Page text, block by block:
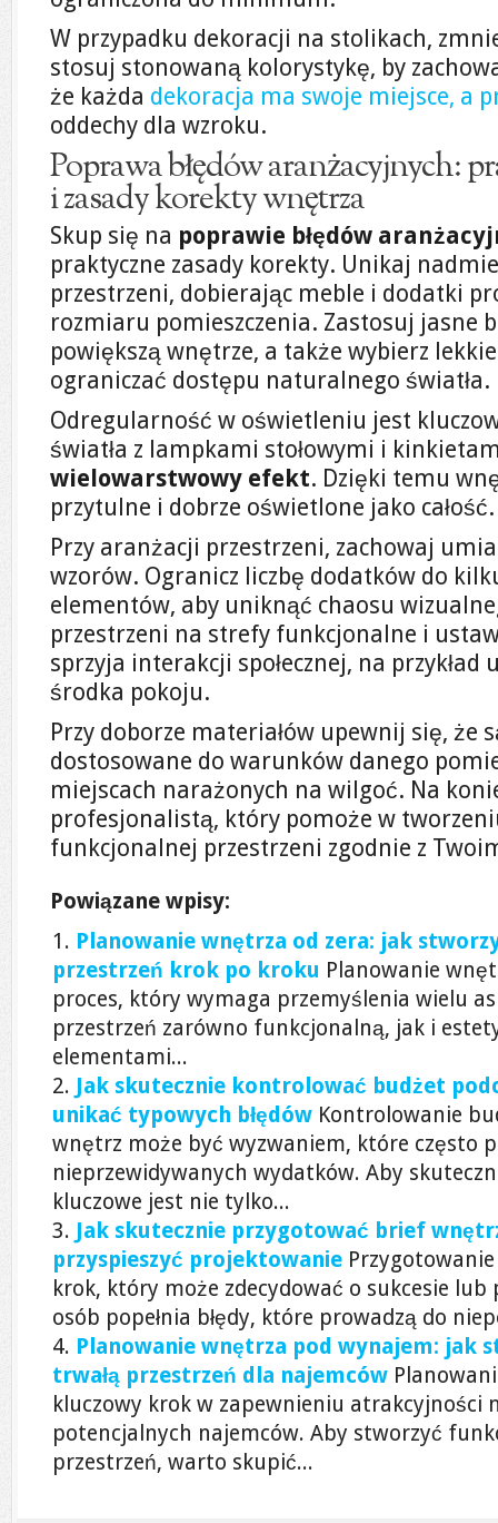
W przypadku dekoracji na stolikach,
stosuj stonowaną kolorystykę, by
że każda dekoracja ma swoje miejsce, a
oddechy dla wzroku.
Poprawa błędów aranżacyjnych:
i zasady korekty wnętrza
Skup się na poprawie błędów
praktyczne zasady korekty. Unikaj
przestrzeni, dobierając meble i dodatki
rozmiaru pomieszczenia. Zastosuj jasne
powiększą wnętrze, a także wybierz lekkie
ograniczać dostępu naturalnego światła.
Odregularność w oświetleniu jest
światła z lampkami stołowymi i
wielowarstwowy efekt. Dzięki temu
przytulne i dobrze oświetlone jako całość.
Przy aranżacji przestrzeni, zachowaj
wzorów. Ogranicz liczbę dodatków do
elementów, aby uniknąć chaosu
przestrzeni na strefy funkcjonalne i
sprzyja interakcji społecznej, na
środka pokoju.
Przy doborze materiałów upewnij się, że
dostosowane do warunków danego
miejscach narażonych na wilgoć. Na
profesjonalistą, który pomoże w
funkcjonalnej przestrzeni zgodnie z
Powiązane wpisy:
Planowanie wnętrza od zera: jak
przestrzeń krok po kroku Planowanie
proces, który wymaga przemyślenia wielu
przestrzeń zarówno funkcjonalną, jak i
elementami...
Jak skutecznie kontrolować budżet
unikać typowych błędów Kontrolowanie
wnętrz może być wyzwaniem, które często
nieprzewidywanych wydatków. Aby
kluczowe jest nie tylko...
Jak skutecznie przygotować brief
przyspieszyć projektowanie
krok, który może zdecydować o sukcesie
osób popełnia błędy, które prowadzą do
Planowanie wnętrza pod wynajem: jak
trwałą przestrzeń dla najemców
kluczowy krok w zapewnieniu atrakcyjności
potencjalnych najemców. Aby stworzyć
przestrzeń, warto skupić...